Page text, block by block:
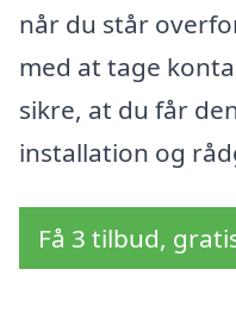
når du står
med at tage
sikre, at du får
installation og
Få 3 tilbud,